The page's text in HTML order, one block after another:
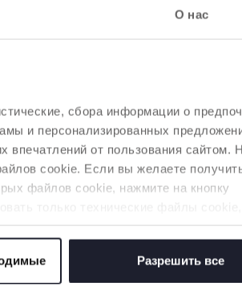
О нас
сбора информации о
и персонализированных
впечатлений от пользования сайтом.
cookie. Если вы желаете
файлов cookie, нажмите на кнопку
Разрешить все
3 Цвета
BOPPY Hello Baby
поддержки